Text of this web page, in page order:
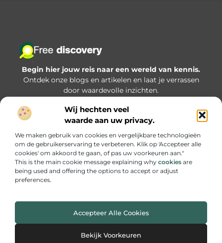
Wij hechten veel
waarde aan uw privacy.
We maken gebruik van cookies en vergelijkbare technologieën
om de gebruikerservaring te verbeteren. Klik op 'Accepteer alle
cookies' om akkoord te gaan, of pas uw voorkeuren aan."
This is the main cookie message explaining why cookies are
being used and offering the options to accept or adjust
preferences.
Accepteer Alle Cookies
Bekijk Voorkeuren
Begin hier jouw reis naar een wereld van kennis.
Ontdek onze blogs en artikelen en laat je verrassen
door waardevolle inzichten.
Bericht categorie
Onze informatie
Website index Cookiebeleid (EU)
@2025 www.freediscovery.nl All Right Reserved.